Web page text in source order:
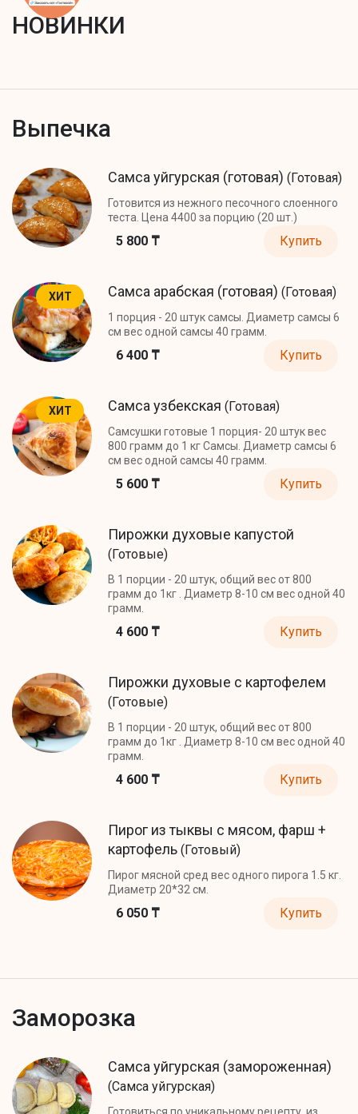
НОВИНКИ
Выпечка
Самса уйгурская (готовая) (Готовая)
Готовится из нежного песочного слоенного
теста. Цена 4400 за порцию (20 шт.)
5 800 ₸ Купить
ХИТ Самса арабская (готовая) (Готовая)
1 порция - 20 штук самсы. Диаметр самсы 6
см вес одной самсы 40 грамм.
6 400 ₸ Купить
ХИТ Самса узбекская (Готовая)
Самсушки готовые 1 порция- 20 штук вес
800 грамм до 1 кг Самсы. Диаметр самсы 6
см вес одной самсы 40 грамм.
5 600 ₸ Купить
Пирожки духовые капустой
(Готовые)
В 1 порции - 20 штук, общий вес от 800
грамм до 1кг . Диаметр 8-10 см вес одной 40
грамм.
4 600 ₸ Купить
Пирожки духовые с картофелем
(Готовые)
В 1 порции - 20 штук, общий вес от 800
грамм до 1кг . Диаметр 8-10 см вес одной 40
грамм.
4 600 ₸ Купить
Пирог из тыквы с мясом, фарш +
картофель (Готовый)
Пирог мясной сред вес одного пирога 1.5 кг.
Диаметр 20*32 см.
6 050 ₸ Купить
Заморозка
Самса уйгурская (замороженная)
(Самса уйгурская)
Готовиться по уникальному рецепту, из